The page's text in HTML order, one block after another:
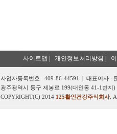
사이트맵 개인정보처리방침
사업자등록번호 : 409-86-44591 | 대표이사 :
광주광역시 동구 제봉로 199(대인동 41-1번지
COPYRIGHT(C) 2014 125활인건강주식회사.